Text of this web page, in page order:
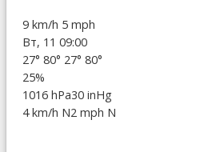
9 km/h 5 mph
Вт, 11 09:00
27° 80° 27° 80°
25%
1016 hPa30 inHg
4 km/h N2 mph N